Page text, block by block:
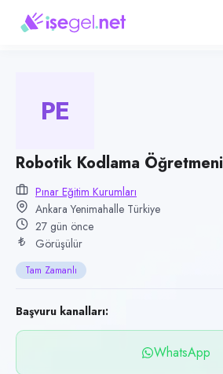
Pozisyon
Robotik Kodlama Öğretmeni
Kategori
Konum
Yenimahalle, Ankara
Çalışma şekli
Tam Zamanlı · Ofis
Yayın tarihi
10 Temmuz 2026
Son geçerlilik
8 Ekim 2026
PE
Robotik Kodlama Öğretmeni
Pınar Eğitim Kurumları
Ankara Yenimahalle Türkiye
27 gün önce
Görüşülür
Tam Zamanlı
Başvuru kanalları:
WhatsApp